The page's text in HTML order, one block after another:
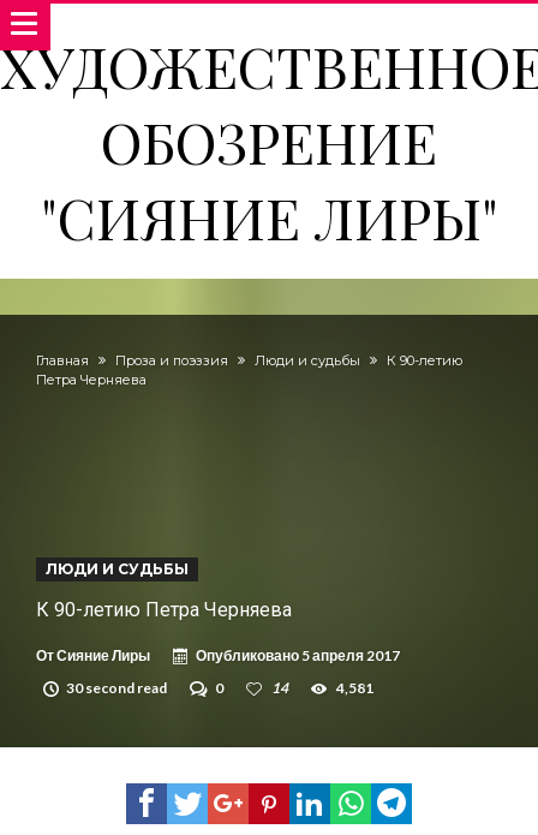
ОБОЗРЕНИЕ
"СИЯНИЕ ЛИРЫ"
Главная Проза и поэззия Люди и судьбы
К 90-летию
Петра Черняева
ЛЮДИ И СУДЬБЫ
К 90-летию Петра Черняева
ОтСияние Лиры Опубликовано 5 апреля 2017
30 second read
0 14 4,581